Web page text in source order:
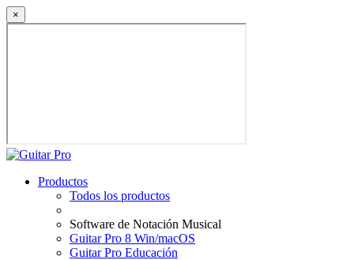
×
Productos
Todos los productos
Software de Notación Musical
Guitar Pro 8 Win/macOS
Guitar Pro Educación